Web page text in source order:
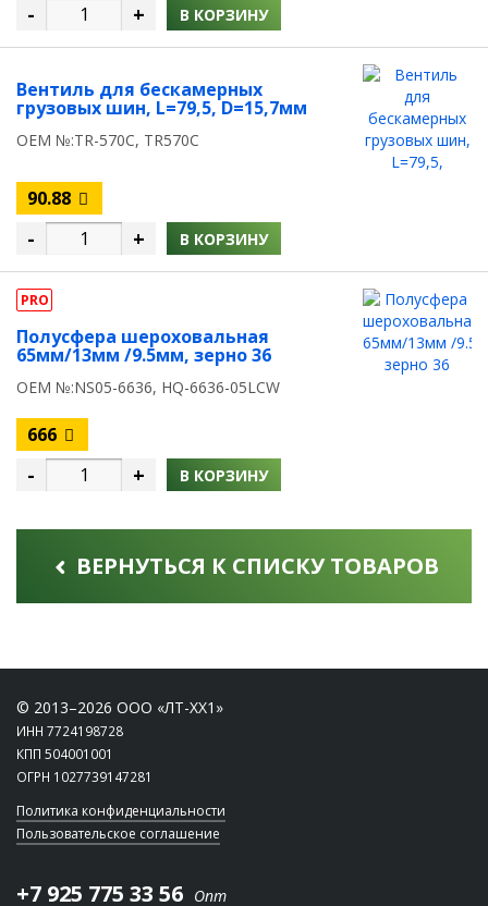
- + В КОРЗИНУ
Вентиль для бескамерных
грузовых шин, L=79,5, D=15,7мм
OEM №:TR-570С, TR570С
90.88
- + В КОРЗИНУ
PRO
Полусфера шероховальная
65мм/13мм /9.5мм, зерно 36
OEM №:NS05-6636, HQ-6636-05LCW
666
- + В КОРЗИНУ
ВЕРНУТЬСЯ К СПИСКУ ТОВАРОВ
© 2013–2026 ООО «ЛТ-ХХ1»
ИНН 7724198728
КПП 504001001
ОГРН 1027739147281
Политика конфиденциальности
Пользовательское соглашение
+7 925 775 33 56 Опт